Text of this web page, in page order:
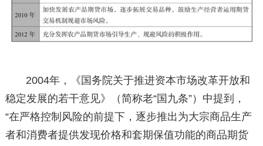
2004年，《国务院关于推进资本市场改革开放和
稳定发展的若干意见》（简称老“国九条”）中提到，
“在严格控制风险的前提下，逐步推出为大宗商品生产
者和消费者提供发现价格和套期保值功能的商品期货